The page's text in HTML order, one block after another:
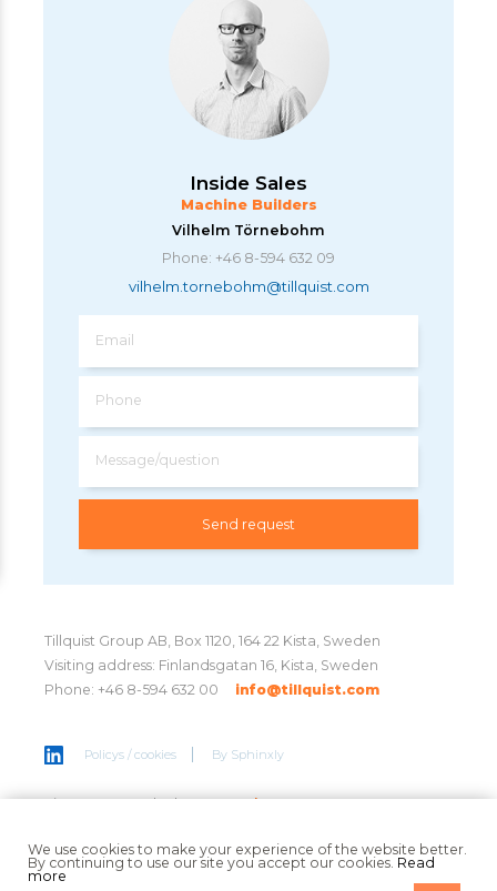
We use cookies to make your experience of the website better.
By continuing to use our site you accept our cookies. Read
more
Inside Sales
Machine Builders
Vilhelm Törnebohm
Phone: +46 8-594 632 09
vilhelm.tornebohm@tillquist.com
Email
Phone
Message/question
Tillquist Group AB, Box 1120, 164 22 Kista, Sweden
Visiting address: Finlandsgatan 16, Kista, Sweden
Phone: +46 8-594 632 00
info@tillquist.com
Policys / cookies By Sphinxly
Sign up to get the latest newshere